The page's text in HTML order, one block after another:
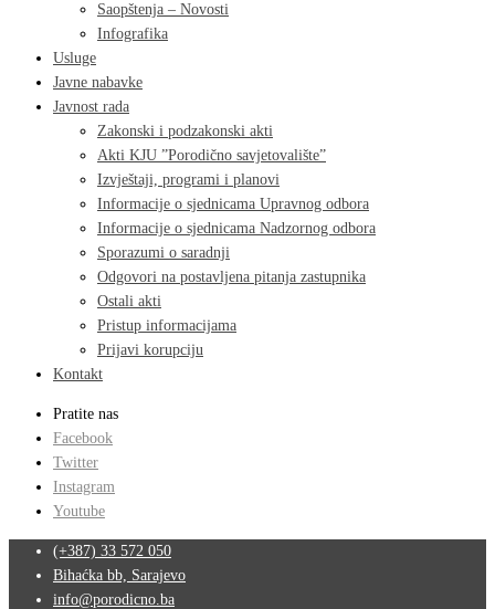
Saopštenja – Novosti
Infografika
Usluge
Javne nabavke
Javnost rada
Zakonski i podzakonski akti
Akti KJU ”Porodično savjetovalište”
Izvještaji, programi i planovi
Informacije o sjednicama Upravnog odbora
Informacije o sjednicama Nadzornog odbora
Sporazumi o saradnji
Odgovori na postavljena pitanja zastupnika
Ostali akti
Pristup informacijama
Prijavi korupciju
Kontakt
Pratite nas
Facebook
Twitter
Instagram
Youtube
(+387) 33 572 050
Bihaćka bb, Sarajevo
info@porodicno.ba